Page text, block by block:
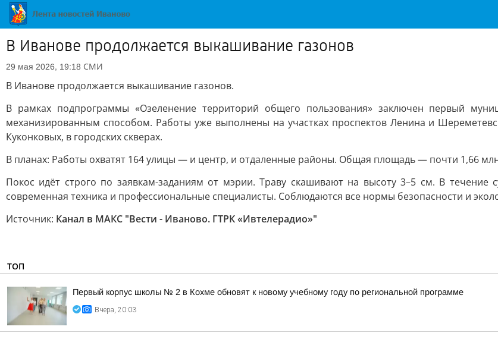
В Иванове продолжается выкашивание газонов
29 мая 2026, 19:18 СМИ
В Иванове продолжается выкашивание газонов.
В рамках подпрограммы «Озеленение территорий общего пользования» заключен первый
механизированным способом. Работы уже выполнены на участках проспектов Ленина и
Куконковых, в городских скверах.
В планах: Работы охватят 164 улицы — и центр, и отдаленные районы. Общая площадь — почти 1,66
Покос идёт строго по заявкам-заданиям от мэрии. Траву скашивают на высоту 3–5 см. В течение
современная техника и профессиональные специалисты. Соблюдаются все нормы безопасности и
Источник: Канал в МАКС "Вести - Иваново. ГТРК «Ивтелерадио»"
ТОП
Первый корпус школы № 2 в Кохме обновят к новому учебному году по региональной программе
Вчера, 20:03